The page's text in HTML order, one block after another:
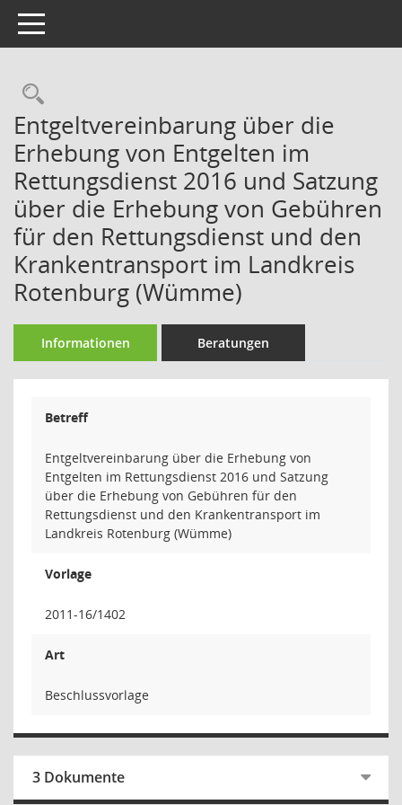
Toggle navigation
Rechercheauswahl
Entgeltvereinbarung über die
Erhebung von Entgelten im
Rettungsdienst 2016 und Satzung
über die Erhebung von Gebühren
für den Rettungsdienst und den
Krankentransport im Landkreis
Rotenburg (Wümme)
Informationen Beratungen
Betreff
Entgeltvereinbarung über die Erhebung von
Entgelten im Rettungsdienst 2016 und Satzung
über die Erhebung von Gebühren für den
Rettungsdienst und den Krankentransport im
Landkreis Rotenburg (Wümme)
Vorlage
2011-16/1402
Art
Beschlussvorlage
3 Dokumente